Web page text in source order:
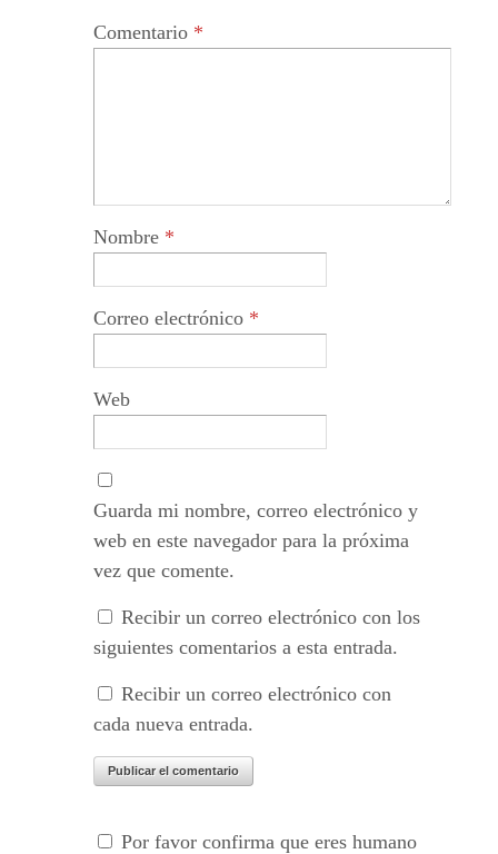
Comentario *
Nombre *
Correo electrónico *
Web
Guarda mi nombre, correo electrónico y
web en este navegador para la próxima
vez que comente.
Recibir un correo electrónico con los
siguientes comentarios a esta entrada.
Recibir un correo electrónico con
cada nueva entrada.
Por favor confirma que eres humano